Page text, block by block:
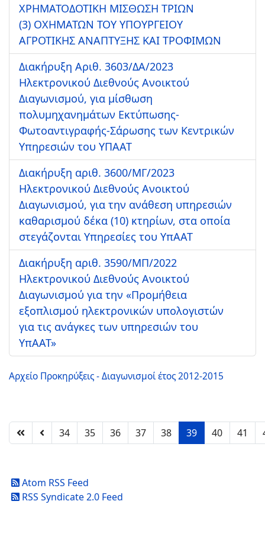
ΧΡΗΜΑΤΟΔΟΤΙΚΗ ΜΙΣΘΩΣΗ ΤΡΙΩΝ
(3) ΟΧΗΜΑΤΩΝ ΤΟΥ ΥΠΟΥΡΓΕΙΟΥ
ΑΓΡΟΤΙΚΗΣ ΑΝΑΠΤΥΞΗΣ ΚΑΙ ΤΡΟΦΙΜΩΝ
Διακήρυξη Αριθ. 3603/ΔΑ/2023
Ηλεκτρονικού Διεθνούς Ανοικτού
Διαγωνισμού, για μίσθωση
πολυμηχανημάτων Εκτύπωσης-
Φωτοαντιγραφής-Σάρωσης των Κεντρικών
Υπηρεσιών του ΥΠΑΑΤ
Διακήρυξη αριθ. 3600/ΜΓ/2023
Ηλεκτρονικού Διεθνούς Ανοικτού
Διαγωνισμού, για την ανάθεση υπηρεσιών
καθαρισμού δέκα (10) κτηρίων, στα οποία
στεγάζονται Υπηρεσίες του ΥπΑΑΤ
Διακήρυξη αριθ. 3590/ΜΠ/2022
Ηλεκτρονικού Διεθνούς Ανοικτού
Διαγωνισμού για την «Προμήθεια
εξοπλισμού ηλεκτρονικών υπολογιστών
για τις ανάγκες των υπηρεσιών του
ΥπΑΑΤ»
Αρχείο Προκηρύξεις - Διαγωνισμοί έτος 2012-2015
34 35 36 37 38 39 40 41
Atom RSS Feed
RSS Syndicate 2.0 Feed